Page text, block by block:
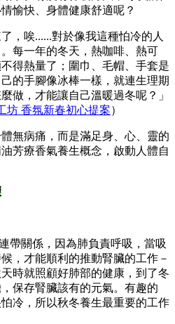
愉快、身體健康舒適呢？
，唉......對於像我這種怕冷的人
每一年的冬天，熱咖啡、熱可
得熱量了；圍巾、毛帽、手套是
的手腳像冰棒一樣，就連生理期
做，才能讓自己溫暖過冬呢？」
坊 香氛新春初心提案）
無病痛，而是滿足身、心、靈的
芳療香氣養生概念，啟動人體自
帶關係，因為肺負責呼吸，當吸
，才能順利的推動腎臟的工作－
時就照顧好肺部的健康，到了冬
保存腎臟該有的元氣。有趣的
冷，所以秋冬養生最重要的工作